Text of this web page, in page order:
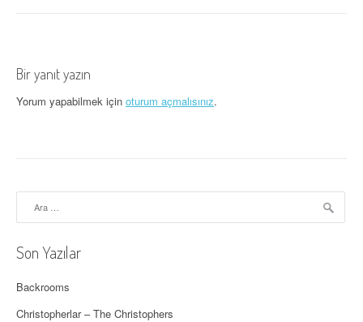
d
o
ı
m
ı
Bir yanıt yazın
Yorum yapabilmek için oturum açmalısınız.
Son Yazılar
Backrooms
Christopherlar – The Christophers